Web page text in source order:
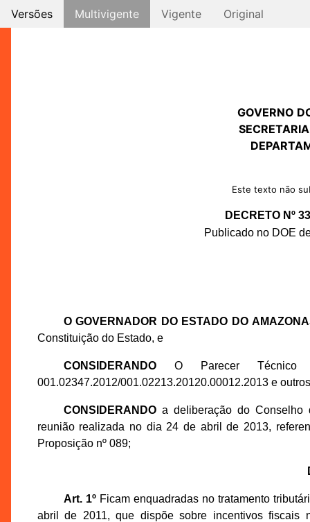
Versões Multivigente Vigente Original
GOVERNO
Este texto não
DECRETO Nº
Publicado no DOE
O GOVERNADOR DO ESTADO DO
Constituição do Estado, e
CONSIDERANDOO Parecer Técnico
001.02347.2012/001.02213.20120.00012.2013 e
CONSIDERANDOa deliberação do Conselho
reunião realizada no dia 24 de abril de 2013,
Proposição nº 089;
Art. 1ºFicam enquadradas no tratamento
abril de 2011, que dispõe sobre incentivos fiscais